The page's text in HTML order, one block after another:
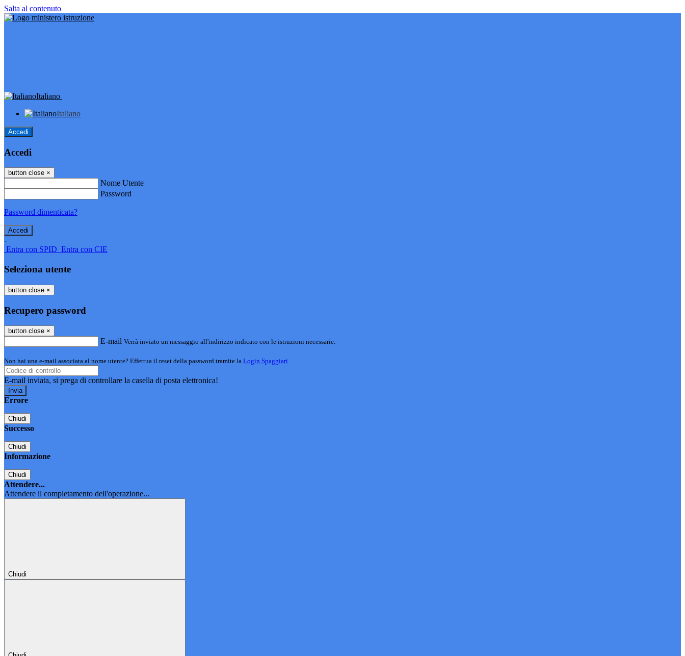
Salta al contenuto
Italiano
Italiano
Accedi
Accedi
button close ×
Nome Utente
Password
Password dimenticata?
-
Entra con SPID Entra con CIE
Seleziona utente
button close ×
Recupero password
button close ×
E-mail Verrà inviato un messaggio all'indirizzo indicato con le istruzioni necessarie.
Non hai una e-mail associata al nome utente? Effettua il reset della password tramite la Login Spaggiari
E-mail inviata, si prega di controllare la casella di posta elettronica!
Errore
Chiudi
Successo
Chiudi
Informazione
Chiudi
Attendere...
Attendere il completamento dell'operazione...
Chiudi